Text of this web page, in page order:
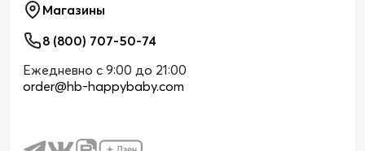
Магазины
8 (800) 707-50-74
Ежедневно с 9:00 до 21:00
order@hb-happybaby.com